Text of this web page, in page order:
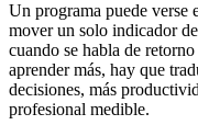
Un programa puede verse
mover un solo indicador
cuando se habla de
aprender más, hay que
decisiones, más
profesional medible.